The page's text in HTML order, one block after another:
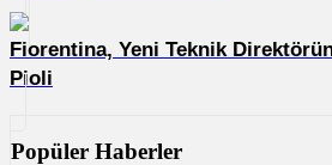
Fiorentina, Yeni Teknik
Pioli
Popüler Haberler